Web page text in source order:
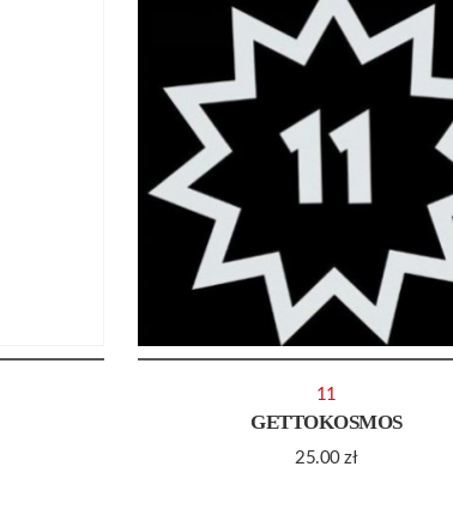
GETTOKOSMOS
25.00zł
11